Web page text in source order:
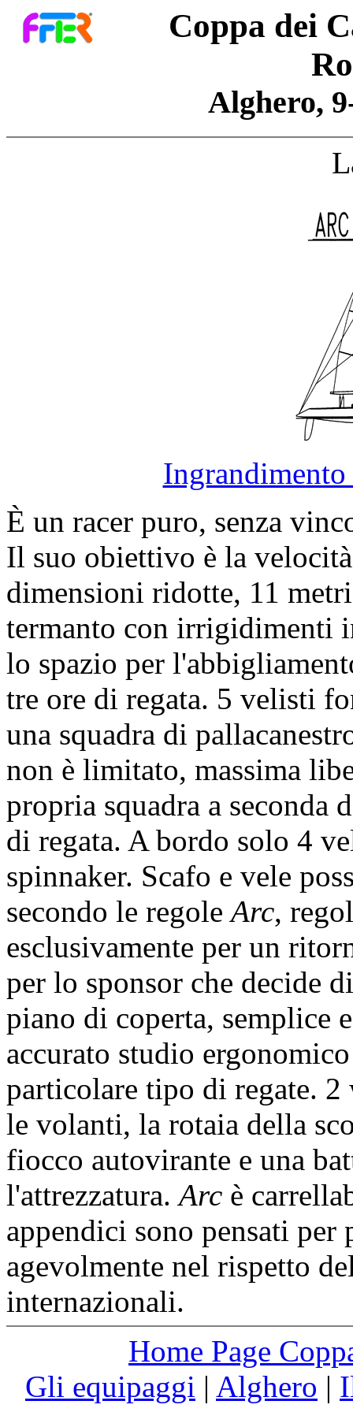
Coppa dei
Alghero,
Ingrandimento
È un racer puro, senza
Il suo obiettivo è la
dimensioni ridotte, 11
termanto con irrigidimenti
lo spazio per
tre ore di regata. 5 velisti
una squadra di
non è limitato, massima
propria squadra a seconda
di regata. A bordo solo 4
spinnaker. Scafo e vele
secondo le regoleArc,
esclusivamente per un
per lo sponsor che decide
piano di coperta, semplice
accurato studio
particolare tipo di regate. 2
le volanti, la rotaia della
fiocco autovirante e una
l'attrezzatura.Arc è
appendici sono pensati per
agevolmente nel rispetto
internazionali.
Home Page
Gli equipaggi | Alghero |